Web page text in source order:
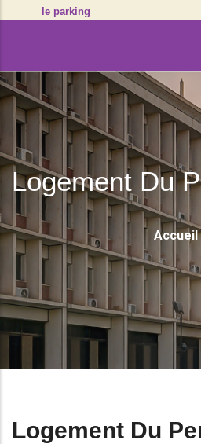
le parking
Logement Du
Fil
Accueil
Logement Du